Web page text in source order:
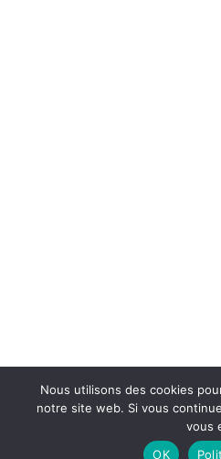
Nous utilisons des cookies
notre site web. Si vous
vous
OK